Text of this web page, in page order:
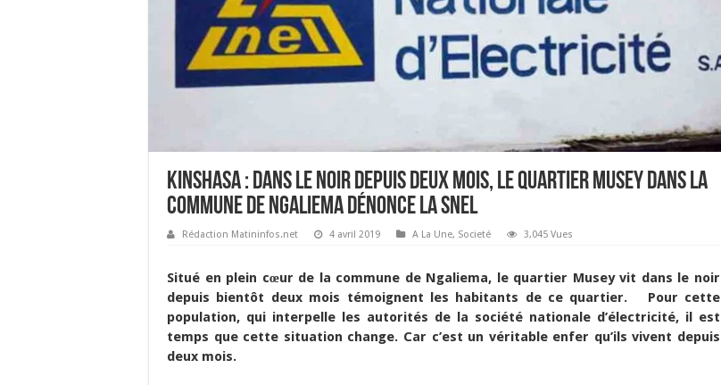
Kinshasa : Dans le noir depuis deux mois, le quartier Musey dans la
commune de Ngaliema dénonce la SNEL
Rédaction Matininfos.net 4 avril 2019 A La Une, Societé 3,045 Vues
Situé en plein cœur de la commune de Ngaliema, le quartier Musey vit dans le noir
depuis bientôt deux mois témoignent les habitants de ce quartier. Pour cette
population, qui interpelle les autorités de la société nationale d’électricité, il est
temps que cette situation change. Car c’est un véritable enfer qu’ils vivent depuis
deux mois.